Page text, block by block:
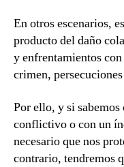
En otros escenarios,
producto del daño
y enfrentamientos
crimen,
Por ello, y si
conflictivo o con un
necesario que nos
contrario, tendremos